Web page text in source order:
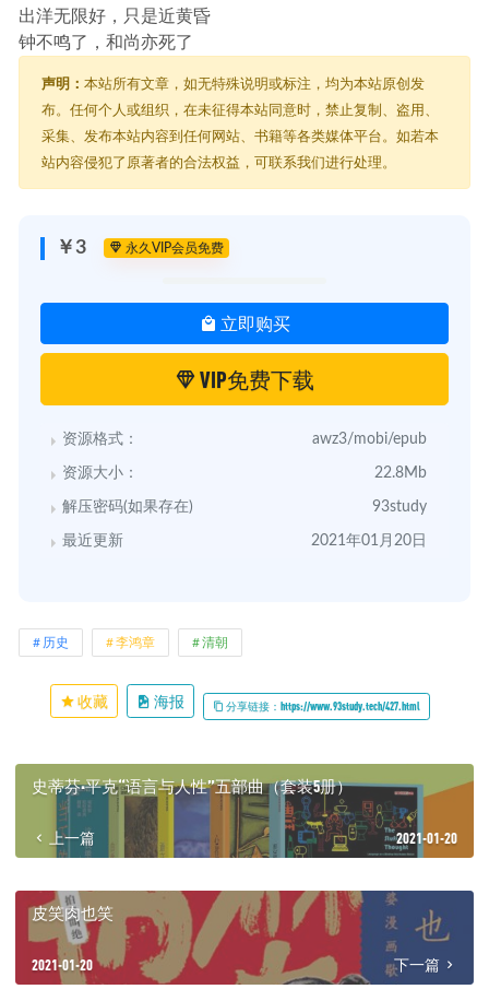
出洋无限好，只是近黄昏
钟不鸣了，和尚亦死了
声明： 本站所有文章，如无特殊说明或标注，均为本站原创发
布。任何个人或组织，在未征得本站同意时，禁止复制、盗用、
采集、发布本站内容到任何网站、书籍等各类媒体平台。如若本
站内容侵犯了原著者的合法权益，可联系我们进行处理。
￥3 永久VIP会员免费
立即购买
VIP免费下载
资源格式： awz3/mobi/epub
资源大小： 22.8Mb
解压密码(如果存在) 93study
最近更新 2021年01月20日
历史 李鸿章 清朝
收藏 海报 分享链接：https://www.93study.tech/427.html
史蒂芬·平克“语言与人性”五部曲（套装5册）
上一篇 2021-01-20
皮笑肉也笑
2021-01-20 下一篇